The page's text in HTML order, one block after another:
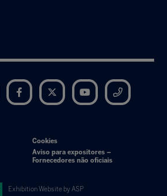
LinkedIn Facebook Twitter YouTube
Cookies
Aviso para expositores –
Fornecedores não oficiais
Exhibition Website by ASP